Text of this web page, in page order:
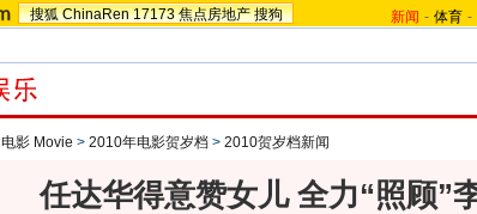
搜狐 ChinaRen 17173 焦点房地产 搜狗 新闻 - 体育 -
电影 Movie > 2010年电影贺岁档 > 2010贺岁档新闻
任达华得意赞女儿 全力“照顾”